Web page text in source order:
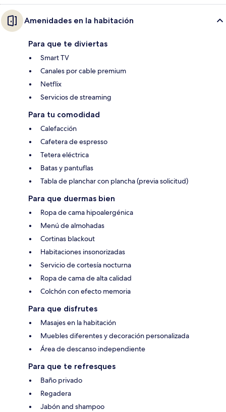
Amenidades en la habitación
Para que te diviertas
Smart TV
Canales por cable premium
Netflix
Servicios de streaming
Para tu comodidad
Calefacción
Cafetera de espresso
Tetera eléctrica
Batas y pantuflas
Tabla de planchar con plancha (previa solicitud)
Para que duermas bien
Ropa de cama hipoalergénica
Menú de almohadas
Cortinas blackout
Habitaciones insonorizadas
Servicio de cortesía nocturna
Ropa de cama de alta calidad
Colchón con efecto memoria
Para que disfrutes
Masajes en la habitación
Muebles diferentes y decoración personalizada
Área de descanso independiente
Para que te refresques
Baño privado
Regadera
Jabón and shampoo